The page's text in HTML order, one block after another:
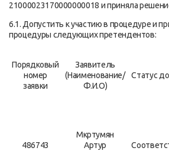
21000023170000000018 и приняла
6.1. Допустить к участию в процедуре и
процедуры следующих претендентов:
Порядковый
номер
заявки
Заявитель
(Наименование/
Ф.И.О)
Статус
486743
Мкртумян
Артур